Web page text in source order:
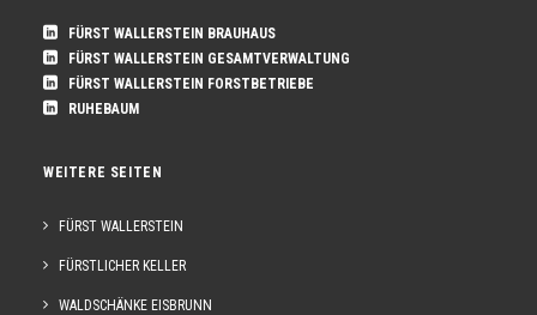
FÜRST WALLERSTEIN BRAUHAUS
FÜRST WALLERSTEIN GESAMTVERWALTUNG
FÜRST WALLERSTEIN FORSTBETRIEBE
RUHEBAUM
WEITERE SEITEN
FÜRST WALLERSTEIN
FÜRSTLICHER KELLER
WALDSCHÄNKE EISBRUNN